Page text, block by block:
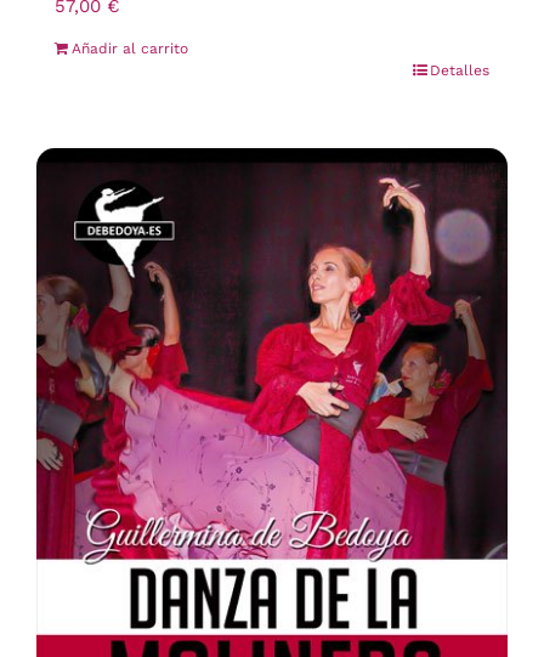
57,00 €
Añadir al carrito
Detalles